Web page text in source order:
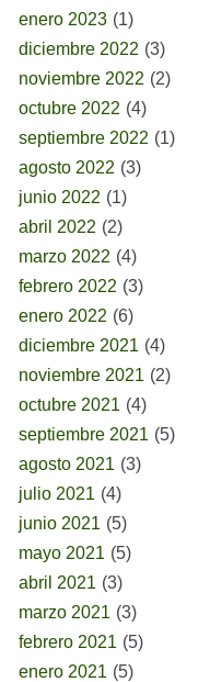
enero 2023 (1)
diciembre 2022 (3)
noviembre 2022 (2)
octubre 2022 (4)
septiembre 2022 (1)
agosto 2022 (3)
junio 2022 (1)
abril 2022 (2)
marzo 2022 (4)
febrero 2022 (3)
enero 2022 (6)
diciembre 2021 (4)
noviembre 2021 (2)
octubre 2021 (4)
septiembre 2021 (5)
agosto 2021 (3)
julio 2021 (4)
junio 2021 (5)
mayo 2021 (5)
abril 2021 (3)
marzo 2021 (3)
febrero 2021 (5)
enero 2021 (5)